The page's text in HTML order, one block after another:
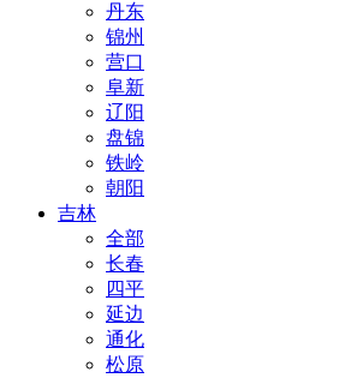
丹东
锦州
营口
阜新
辽阳
盘锦
铁岭
朝阳
吉林
全部
长春
四平
延边
通化
松原